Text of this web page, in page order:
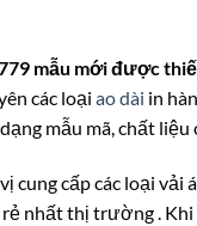
mẫu mới được
các loại ao dài in
dạng mẫu mã, chất
cung cấp các loại vải
nhất thị trường . Khi